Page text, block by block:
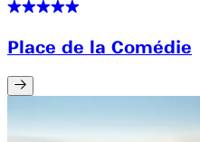
Place de la Comédie